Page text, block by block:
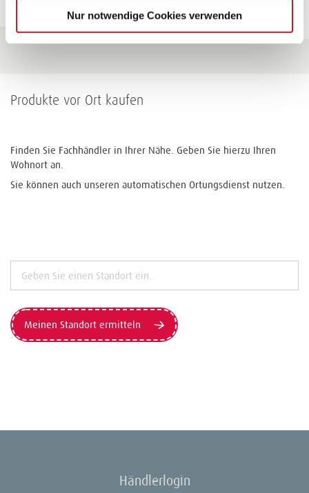
Nur notwendige Cookies verwenden
Produkte vor Ort kaufen
Finden Sie Fachhändler in Ihrer Nähe. Geben Sie hierzu Ihren
Wohnort an.
Sie können auch unseren automatischen Ortungsdienst nutzen.
Meinen Standort ermitteln
Händlerlogin